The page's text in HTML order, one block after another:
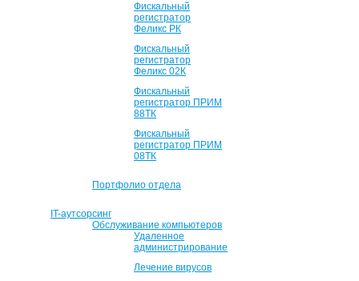
Фискальный
регистратор
Феликс РК
Фискальный
регистратор
Феликс 02К
Фискальный
регистратор ПРИМ
88ТК
Фискальный
регистратор ПРИМ
08ТК
Портфолио отдела
IT-аутсорсинг
Обслуживание компьютеров
Удаленное
администрирование
Лечение вирусов